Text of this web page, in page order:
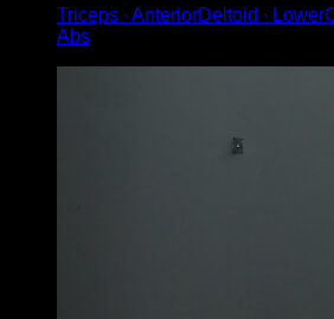
Triceps ∙ AnteriorDeltoid ∙
Abs